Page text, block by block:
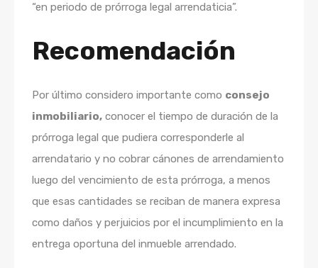
“en periodo de prórroga legal arrendaticia”.
Recomendación
Por último considero importante como consejo
inmobiliario, conocer el tiempo de duración de la
prórroga legal que pudiera corresponderle al
arrendatario y no cobrar cánones de arrendamiento
luego del vencimiento de esta prórroga, a menos
que esas cantidades se reciban de manera expresa
como daños y perjuicios por el incumplimiento en la
entrega oportuna del inmueble arrendado.